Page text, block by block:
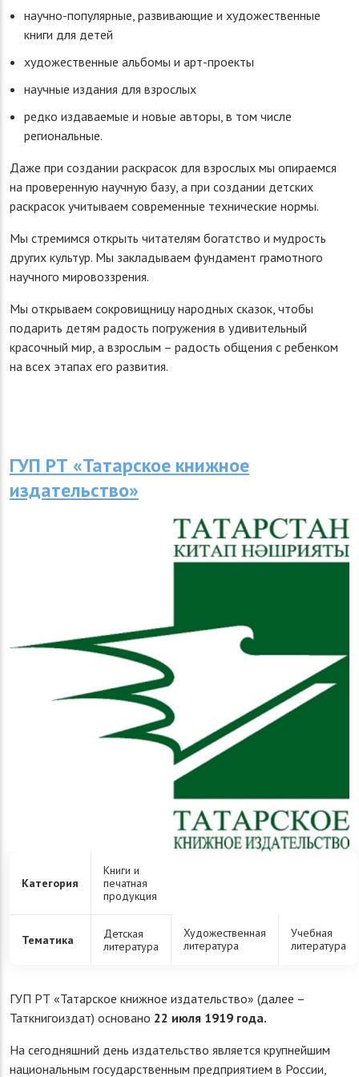
научно-популярные, развивающие и художественные
книги для детей
художественные альбомы и арт-проекты
научные издания для взрослых
редко издаваемые и новые авторы, в том числе
региональные.
Даже при создании раскрасок для взрослых мы опираемся
на проверенную научную базу, а при создании детских
раскрасок учитываем современные технические нормы.
Мы стремимся открыть читателям богатство и мудрость
других культур. Мы закладываем фундамент грамотного
научного мировоззрения.
Мы открываем сокровищницу народных сказок, чтобы
подарить детям радость погружения в удивительный
красочный мир, а взрослым – радость общения с ребенком
на всех этапах его развития.
ГУП РТ «Татарское книжное
издательство»
Категория
Книги и
печатная
продукция
Тематика
Детская
литература
Художественная
литература
Учебная
литература
ГУП РТ «Татарское книжное издательство» (далее –
Таткнигоиздат) основано 22 июля 1919 года.
На сегодняшний день издательство является крупнейшим
национальным государственным предприятием в России,